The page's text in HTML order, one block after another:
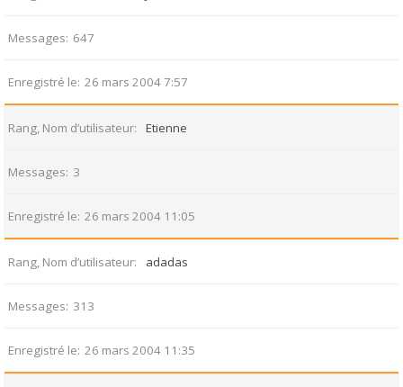
Messages 647
Enregistré le 26 mars 2004 7:57
Rang, Nom d’utilisateur Etienne
Messages 3
Enregistré le 26 mars 2004 11:05
Rang, Nom d’utilisateur adadas
Messages 313
Enregistré le 26 mars 2004 11:35